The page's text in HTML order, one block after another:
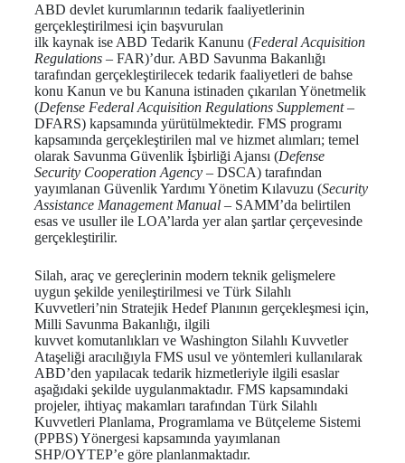
ABD devlet kurumlarının tedarik faaliyetlerinin
gerçekleştirilmesi için başvurulan
ilk kaynak ise ABD Tedarik Kanunu (Federal Acquisition
Regulations – FAR)’dur. ABD Savunma Bakanlığı
tarafından gerçekleştirilecek tedarik faaliyetleri de bahse
konu Kanun ve bu Kanuna istinaden çıkarılan Yönetmelik
(Defense Federal Acquisition Regulations Supplement–
DFARS) kapsamında yürütülmektedir. FMS programı
kapsamında gerçekleştirilen mal ve hizmet alımları; temel
olarak Savunma Güvenlik İşbirliği Ajansı (Defense
Security Cooperation Agency – DSCA) tarafından
yayımlanan Güvenlik Yardımı Yönetim Kılavuzu (Security
Assistance Management Manual – SAMM’da belirtilen
esas ve usuller ile LOA’larda yer alan şartlar çerçevesinde
gerçekleştirilir.
Silah, araç ve gereçlerinin modern teknik gelişmelere
uygun şekilde yenileştirilmesi ve Türk Silahlı
Kuvvetleri’nin Stratejik Hedef Planının gerçekleşmesi için,
Milli Savunma Bakanlığı, ilgili
kuvvet komutanlıkları ve Washington Silahlı Kuvvetler
Ataşeliği aracılığıyla FMS usul ve yöntemleri kullanılarak
ABD’den yapılacak tedarik hizmetleriyle ilgili esaslar
aşağıdaki şekilde uygulanmaktadır. FMS kapsamındaki
projeler, ihtiyaç makamları tarafından Türk Silahlı
Kuvvetleri Planlama, Programlama ve Bütçeleme Sistemi
(PPBS) Yönergesi kapsamında yayımlanan
SHP/OYTEP’e göre planlanmaktadır.